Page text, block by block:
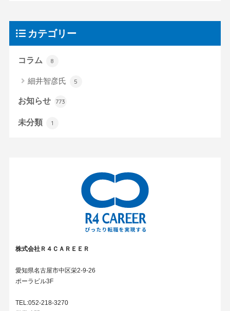
カテゴリー
コラム 8
細井智彦氏 5
お知らせ 773
未分類 1
株式会社Ｒ４ＣＡＲＥＥＲ
愛知県名古屋市中区栄2-9-26
ポーラビル3F
TEL:052-218-3270